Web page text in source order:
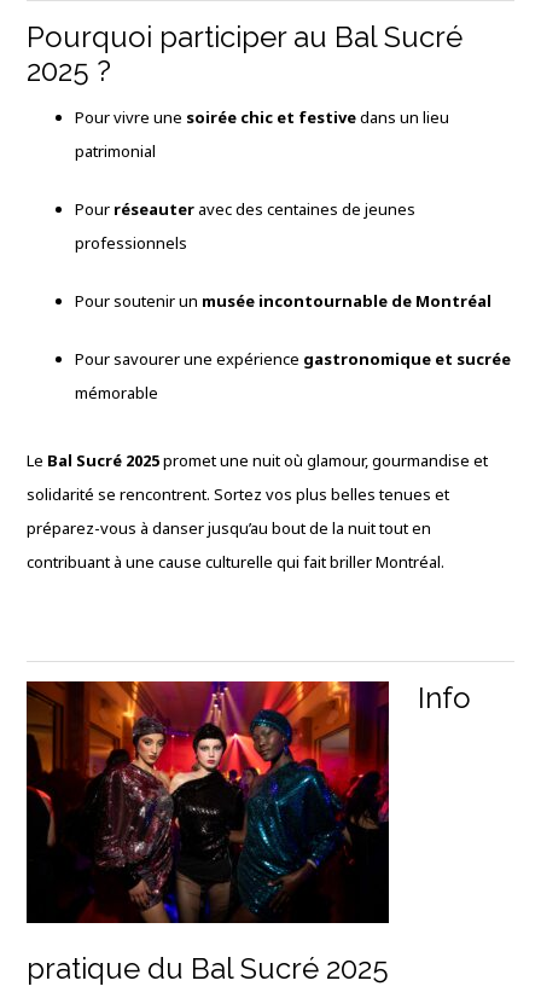
Pourquoi participer au Bal Sucré
2025 ?
Pour vivre une soirée chic et festivedans un lieu
patrimonial
Pour réseauter avec des centaines de jeunes
professionnels
Pour soutenir un musée incontournable de Montréal
Pour savourer une expérience gastronomique et sucrée
mémorable
Le Bal Sucré 2025promet une nuit où glamour, gourmandise et
solidarité se rencontrent. Sortez vos plus belles tenues et
préparez-vous à danser jusqu’au bout de la nuit tout en
contribuant à une cause culturelle qui fait briller Montréal.
Info
pratique du Bal Sucré 2025